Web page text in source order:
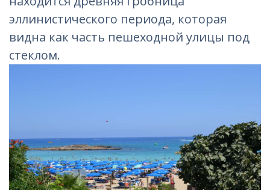
эллинистического периода, которая
видна как часть пешеходной улицы под
стеклом.